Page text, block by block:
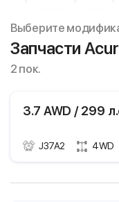
Выберите
Запчасти
2 пок.
3.7 AWD / 299
J37A2 4WD
Acura MDX